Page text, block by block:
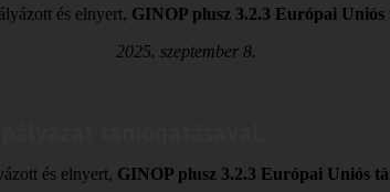
és elnyert, GINOP plusz 3.2.3 Európai Uniós
2025. szeptember 8.
és elnyert, GINOP plusz 3.2.3 Európai Uniós